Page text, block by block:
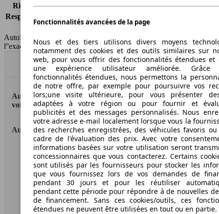
Risques partiels
-
Responsabilité civile
HSN/TSN
MAM19x1Cxxxx/n.c.
AutoScout24 France SAS décline toute responsabilité concernant
l''exactitude des indications fournies.
Haut
AutoScout24: la plus grande plateforme en ligne de
voitures en Europe
AutoScout24
A propos d'AutoScout24
Conditions d'utilisation
Informations légales
Protection des données
Fonctionnalités avancées de la page
Nous et des tiers utilisons divers moyens
notamment des cookies et des outils similaires sur
web, pour vous offrir des fonctionnalités étendues et
une expérience utilisateur améliorée.
fonctionnalités étendues, nous permettons la
de notre offre, par exemple pour poursuivre vos
lors;une visite ultérieure, pour vous présenter
adaptées à votre région ou pour fournir et
publicités et des messages personnalisés. Nous
votre adresse e-mail localement lorsque vous la
des recherches enregistrées, des véhicules favoris
cadre de l'évaluation des prix. Avec votre
informations basées sur votre utilisation seront
concessionnaires que vous contacterez. Certains
sont utilisés par les fournisseurs pour stocker les
que vous fournissez lors de vos demandes de
pendant 30 jours et pour les réutiliser
pendant cette période pour répondre à de nouvelles
de financement. Sans ces cookies/outils, ces
étendues ne peuvent être utilisées en tout ou en partie.